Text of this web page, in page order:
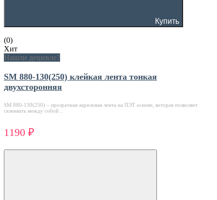
Купить
(0)
Хит
Нашли дешевле?
SM 880-130(250) клейкая лента тонкая
двухсторонняя
SM 880-130(250) – прозрачная акриловая лента на ПЭТ основе, которая позволяет
склеивать между собой ..
1190 ₽